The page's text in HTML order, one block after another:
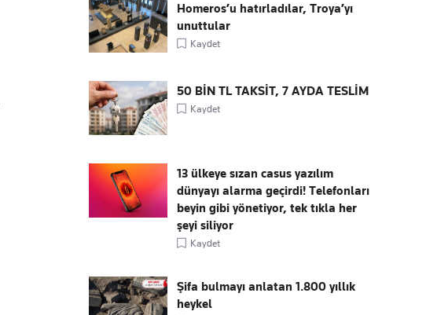
Homeros’u hatırladılar, Troya’yı
unuttular
Kaydet
50 BİN TL TAKSİT, 7 AYDA TESLİM
Kaydet
13 ülkeye sızan casus yazılım
dünyayı alarma geçirdi! Telefonları
beyin gibi yönetiyor, tek tıkla her
şeyi siliyor
Kaydet
Şifa bulmayı anlatan 1.800 yıllık
heykel